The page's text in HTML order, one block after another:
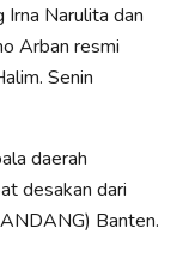
Narulita dan
Arban resmi
Senin
daerah
desakan dari
Banten.